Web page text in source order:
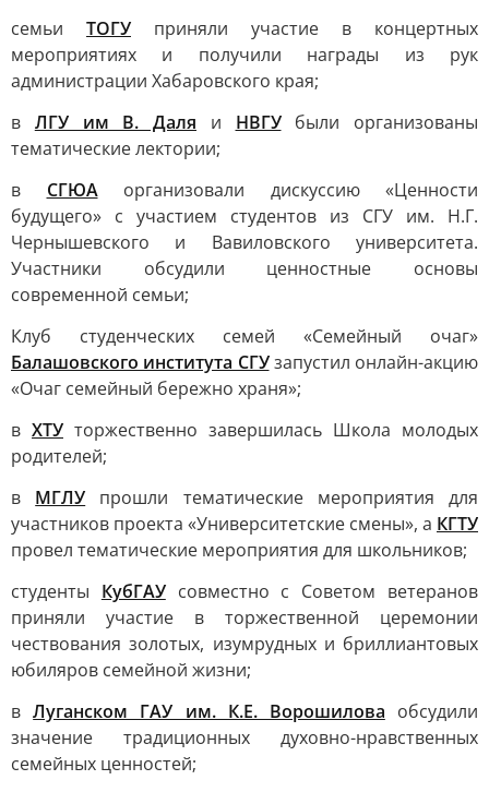
семьи ТОГУ приняли участие в концертных
мероприятиях и получили награды из рук
администрации Хабаровского края;
в ЛГУ им В. Даля и НВГУбыли организованы
тематические лектории;
в СГЮАорганизовали дискуссию «Ценности
будущего» с участием студентов из СГУ им. Н.Г.
Чернышевского и Вавиловского университета.
Участники обсудили ценностные основы
современной семьи;
Клуб студенческих семей «Семейный очаг»
Балашовского института СГУзапустил онлайн-акцию
«Очаг семейный бережно храня»;
в ХТУ торжественно завершилась Школа молодых
родителей;
в МГЛУ прошли тематические мероприятия для
участников проекта «Университетские смены», а КГТУ
провел тематические мероприятия для школьников;
студенты КубГАУсовместно с Советом ветеранов
приняли участие в торжественной церемонии
чествования золотых, изумрудных и бриллиантовых
юбиляров семейной жизни;
вЛуганском ГАУ им. К.Е. Ворошилова обсудили
значение традиционных духовно-нравственных
семейных ценностей;